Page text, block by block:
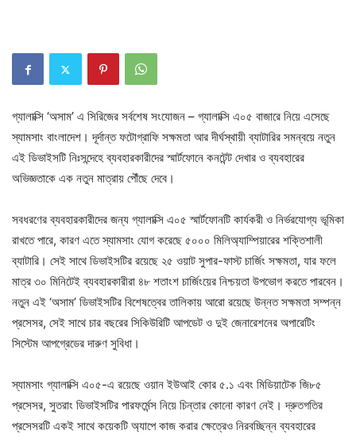
গ্যালাক্সি ‘অসাম’ এ সিরিজের সর্বশেষ সংযোজন – গ্যালাক্সি এ০৫ বাজারে নিয়ে এসেছে
স্যামসাং বাংলাদেশ। দূর্দান্ত ফটোগ্রাফি সক্ষমতা আর দীর্ঘস্থায়ী ব্যাটারির সমন্বয়ে নতুন
এই ডিভাইসটি নিঃসন্দেহে ব্যবহারকারীদের স্মার্টফোনে কনটেন্ট দেখার ও ব্যবহারের
অভিজ্ঞতাকে এক নতুন মাত্রায় পৌঁছে দেবে।
সবধরণের ব্যবহারকারীদের জন্য গ্যালাক্সি এ০৫ স্মার্টফোনটি কার্যকরী ও নির্ভরযোগ্য ভূমিকা
রাখতে পারে, কারণ এতে স্যামসাং যোগ করেছে ৫০০০ মিলিঅ্যাম্পিয়ারের শক্তিশালী
ব্যাটারি। সেই সাথে ডিভাইসটির রয়েছে ২৫ ওয়াট সুপার-ফাস্ট চার্জিং সক্ষমতা, যার ফলে
মাত্র ৩০ মিনিটেই ব্যবহারকারীরা ৪৮ শতাংশ চার্জিংয়ের নিশ্চয়তা উপভোগ করতে পারবেন।
নতুন এই ‘অসাম’ ডিভাইসটির বিশেষত্বের তালিকায় আরো রয়েছে উন্নত সক্ষমতা সম্পন্ন
প্রসেসর, সেই সাথে চার বছরের সিকিউরিটি আপডেট ও দুই জেনারেশনের অপারেটিং
সিস্টেম আপগ্রেডের দারুণ সুবিধা।
স্যামসাং গ্যালাক্সি এ০৫-এ রয়েছে ওয়ান ইউআই কোর ৫.১ এবং মিডিয়াটেক জি৮৫
প্রসেসর, সুতরাং ডিভাইসটির পারফর্মেন্স নিয়ে চিন্তার কোনো কারণ নেই। দ্রুতগতির
প্রসেসরটি একই সাথে কয়েকটি অ্যাপে কাজ করার ক্ষেত্রেও নিরবচ্ছিন্ন ব্যবহারের